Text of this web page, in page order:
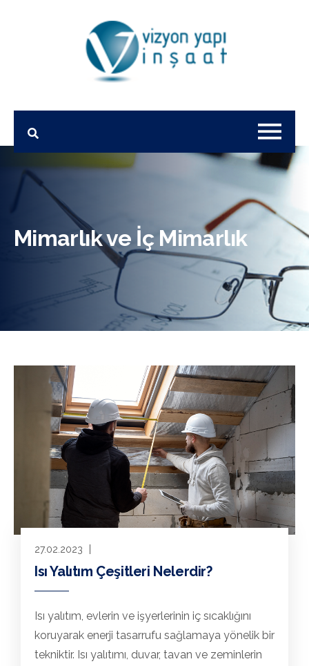
Mimarlık ve İç Mimarlık
27.02.2023
Isı Yalıtım Çeşitleri Nelerdir?
Isı yalıtım, evlerin ve işyerlerinin iç sıcaklığını
koruyarak enerji tasarrufu sağlamaya yönelik bir
tekniktir. Isı yalıtımı, duvar, tavan ve zeminlerin